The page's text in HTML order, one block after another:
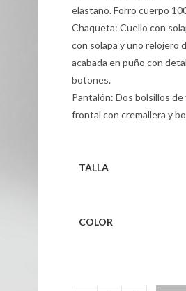
elastano. Forro cuerpo
Chaqueta: Cuello con
con solapa y uno relojero
acabada en puño con
botones.
Pantalón: Dos bolsillos
frontal con cremallera y
TALLA
COLOR